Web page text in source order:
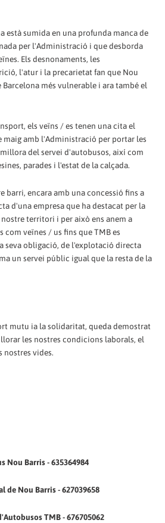
està sumida en una profunda manca de
per l'Administració i que desborda
Els desnonaments, les
l'atur i la precarietat fan que Nou
més vulnerable i ara també el
els veïns / es tenen una cita el
maig amb l'Administració per portar les
del servei d'autobusos, així com
parades i l'estat de la calçada.
barri, encara amb una concessió fins a
d'una empresa que ha destacat per la
territori i per això ens anem a
veïnes / us fins que TMB es
seva obligació, de l'explotació directa
un servei públic igual que la resta de la
mutu ia la solidaritat, queda demostrat
les nostres condicions laborals, el
nostres vides.
Nou Barris - 635364984
de Nou Barris - 627039658
TMB - 676705062